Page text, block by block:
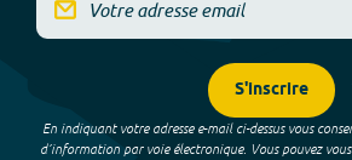
S'inscrire
En indiquant votre adresse e-mail ci-dessus vous
d’information par voie électronique. Vous pouvez